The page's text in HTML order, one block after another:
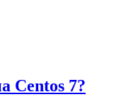
Centos 7?